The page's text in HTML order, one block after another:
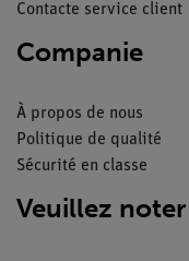
Contacte service client
Companie
À propos de nous
Politique de qualité
Sécurité en classe
Veuillez noter